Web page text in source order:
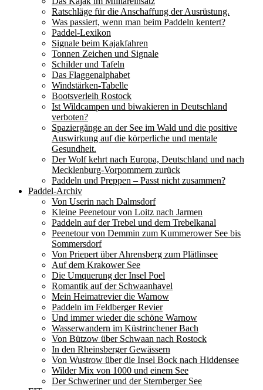
Ratschläge für die Anschaffung der Ausrüstung.
Was passiert, wenn man beim Paddeln kentert?
Paddel-Lexikon
Signale beim Kajakfahren
Tonnen Zeichen und Signale
Schilder und Tafeln
Das Flaggenalphabet
Windstärken-Tabelle
Bootsverleih Rostock
Ist Wildcampen und biwakieren in Deutschland
verboten?
Spaziergänge an der See im Wald und die positive
Auswirkung auf die körperliche und mentale
Gesundheit.
Der Wolf kehrt nach Europa, Deutschland und nach
Mecklenburg-Vorpommern zurück
Paddeln und Preppen – Passt nicht zusammen?
Paddel-Archiv
Von Userin nach Dalmsdorf
Kleine Peenetour von Loitz nach Jarmen
Paddeln auf der Trebel und dem Trebelkanal
Peenetour von Demmin zum Kummerower See bis
Sommersdorf
Von Priepert über Ahrensberg zum Plätlinsee
Auf dem Krakower See
Die Umquerung der Insel Poel
Romantik auf der Schwaanhavel
Mein Heimatrevier die Warnow
Paddeln im Feldberger Revier
Und immer wieder die schöne Warnow
Wasserwandern im Küstrinchener Bach
Von Bützow über Schwaan nach Rostock
In den Rheinsberger Gewässern
Von Wustrow über die Insel Bock nach Hiddensee
Wilder Mix von 1000 und einem See
Der Schweriner und der Sternberger See